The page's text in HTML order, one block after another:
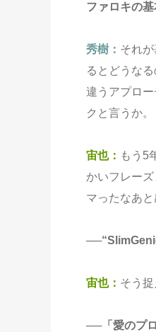
ファロキの基
秀樹： それ
るとどうな
違うアプロ
クと言うか。
宙也： もう5
かいフレー
マったなあと
宙也： そう
──「愛のプ